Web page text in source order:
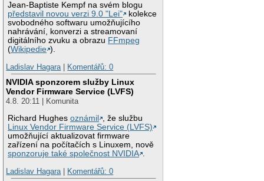
Jean-Baptiste Kempf na svém blogu
představil novou verzi 9.0 "Lei"
kolekce
svobodného softwaru umožňujícího
nahrávání, konverzi a streamovaní
digitálního zvuku a obrazu FFmpeg
(Wikipedie ).
Ladislav Hagara
Komentářů: 0
NVIDIA sponzorem služby Linux
Vendor Firmware Service (LVFS)
4.8. 20:11 | Komunita
Richard Hughesoznámil
, že službu
Linux Vendor Firmware Service (LVFS)
umožňující aktualizovat firmware
zařízení na počítačích s Linuxem, nově
sponzoruje také společnost NVIDIA .
Ladislav Hagara | Komentářů: 0